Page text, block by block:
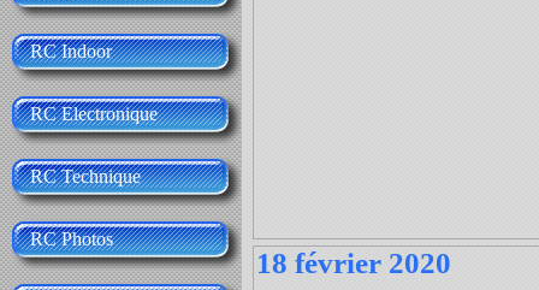
RC Indoor
RC Electronique
RC Technique
RC Photos
18 février 2020